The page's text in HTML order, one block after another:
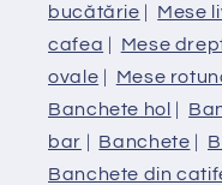
bucătărie | Mese
cafea | Mese
ovale | Mese
Banchete hol |
bar | Banchete |
Banchete din